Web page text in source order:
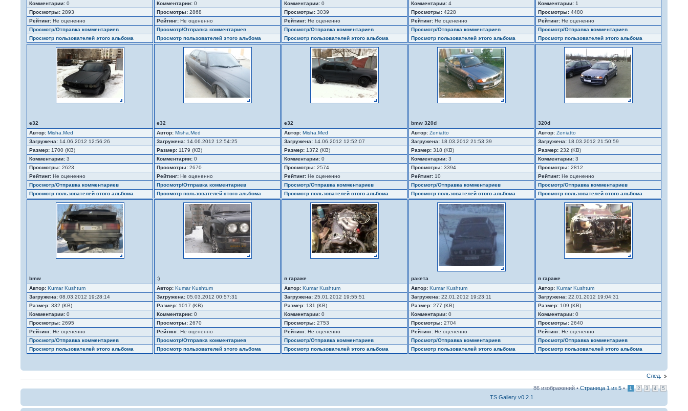
Комментарии: 0
Просмотры: 2893
Рейтинг: Не оцененно
Просмотр/Отправка комментариев
Просмотр пользователей этого альбома
Комментарии: 0
Просмотры: 2868
Рейтинг: Не оцененно
Просмотр/Отправка комментариев
Просмотр пользователей этого альбома
Комментарии: 0
Просмотры: 3039
Рейтинг: Не оцененно
Просмотр/Отправка комментариев
Просмотр пользователей этого альбома
Комментарии: 4
Просмотры: 4228
Рейтинг: Не оцененно
Просмотр/Отправка комментариев
Просмотр пользователей этого альбома
Комментарии: 1
Просмотры: 4480
Рейтинг: Не оцененно
Просмотр/Отправка комментариев
Просмотр пользователей этого альбома
e32
Автор: Misha.Med
Загружена: 14.06.2012 12:56:26
Размер: 1700 (KB)
Комментарии: 3
Просмотры: 2623
Рейтинг: Не оцененно
Просмотр/Отправка комментариев
Просмотр пользователей этого альбома
e32
Автор: Misha.Med
Загружена: 14.06.2012 12:54:25
Размер: 1179 (KB)
Комментарии: 0
Просмотры: 2670
Рейтинг: Не оцененно
Просмотр/Отправка комментариев
Просмотр пользователей этого альбома
e32
Автор: Misha.Med
Загружена: 14.06.2012 12:52:07
Размер: 1372 (KB)
Комментарии: 0
Просмотры: 2574
Рейтинг: Не оцененно
Просмотр/Отправка комментариев
Просмотр пользователей этого альбома
bmw 320d
Автор: Zeniatto
Загружена: 18.03.2012 21:53:39
Размер: 318 (KB)
Комментарии: 3
Просмотры: 3394
Рейтинг: 10
Просмотр/Отправка комментариев
Просмотр пользователей этого альбома
320d
Автор: Zeniatto
Загружена: 18.03.2012 21:50:59
Размер: 232 (KB)
Комментарии: 3
Просмотры: 2812
Рейтинг: Не оцененно
Просмотр/Отправка комментариев
Просмотр пользователей этого альбома
bmw
Автор: Kumar Kushtum
Загружена: 08.03.2012 19:28:14
Размер: 332 (KB)
Комментарии: 0
Просмотры: 2695
Рейтинг: Не оцененно
Просмотр/Отправка комментариев
Просмотр пользователей этого альбома
:)
Автор: Kumar Kushtum
Загружена: 05.03.2012 00:57:31
Размер: 1017 (KB)
Комментарии: 0
Просмотры: 2670
Рейтинг: Не оцененно
Просмотр/Отправка комментариев
Просмотр пользователей этого альбома
в гараже
Автор: Kumar Kushtum
Загружена: 25.01.2012 19:55:51
Размер: 131 (KB)
Комментарии: 0
Просмотры: 2753
Рейтинг: Не оцененно
Просмотр/Отправка комментариев
Просмотр пользователей этого альбома
ракета
Автор: Kumar Kushtum
Загружена: 22.01.2012 19:23:11
Размер: 277 (KB)
Комментарии: 0
Просмотры: 2704
Рейтинг: Не оцененно
Просмотр/Отправка комментариев
Просмотр пользователей этого альбома
в гараже
Автор: Kumar Kushtum
Загружена: 22.01.2012 19:04:31
Размер: 109 (KB)
Комментарии: 0
Просмотры: 2640
Рейтинг: Не оцененно
Просмотр/Отправка комментариев
Просмотр пользователей этого альбома
След.
86 изображений •Страница1из5• 1 2 3 4 5
TS Gallery v0.2.1